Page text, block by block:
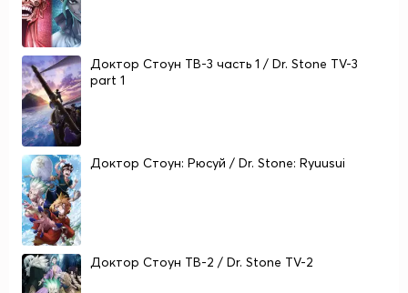
Доктор Стоун ТВ-3 часть 1 / Dr. Stone TV-3
part 1
Доктор Стоун: Рюсуй / Dr. Stone: Ryuusui
Доктор Стоун ТВ-2 / Dr. Stone TV-2